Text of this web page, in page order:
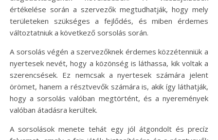
értékelése során a szervezők megtudhatják, hogy mely
területeken szükséges a fejlődés, és miben érdemes
változtatniuk a következő sorsolás során.
A sorsolás végén a szervezőknek érdemes közzétenniük a
nyertesek nevét, hogy a közönség is láthassa, kik voltak a
szerencsések. Ez nemcsak a nyertesek számára jelent
örömet, hanem a résztvevők számára is, akik így láthatják,
hogy a sorsolás valóban megtörtént, és a nyeremények
valóban átadásra kerültek.
A sorsolások menete tehát egy jól átgondolt és precíz